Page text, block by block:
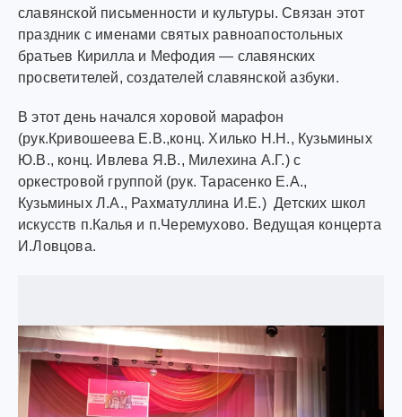
славянской письменности и культуры. Связан этот
праздник с именами святых равноапостольных
братьев Кирилла и Мефодия — славянских
просветителей, создателей славянской азбуки.
В этот день начался хоровой марафон
(рук.Кривошеева Е.В.,конц. Хилько Н.Н., Кузьминых
Ю.В., конц. Ивлева Я.В., Милехина А.Г.) с
оркестровой группой (рук. Тарасенко Е.А.,
Кузьминых Л.А., Рахматуллина И.Е.) Детских школ
искусств п.Калья и п.Черемухово. Ведущая концерта
И.Ловцова.